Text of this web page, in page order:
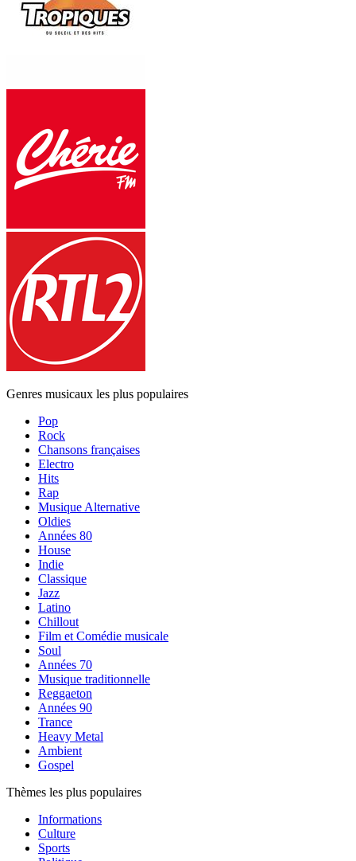
Genres musicaux les plus populaires
Pop
Rock
Chansons françaises
Electro
Hits
Rap
Musique Alternative
Oldies
Années 80
House
Indie
Classique
Jazz
Latino
Chillout
Film et Comédie musicale
Soul
Années 70
Musique traditionnelle
Reggaeton
Années 90
Trance
Heavy Metal
Ambient
Gospel
Thèmes les plus populaires
Informations
Culture
Sports